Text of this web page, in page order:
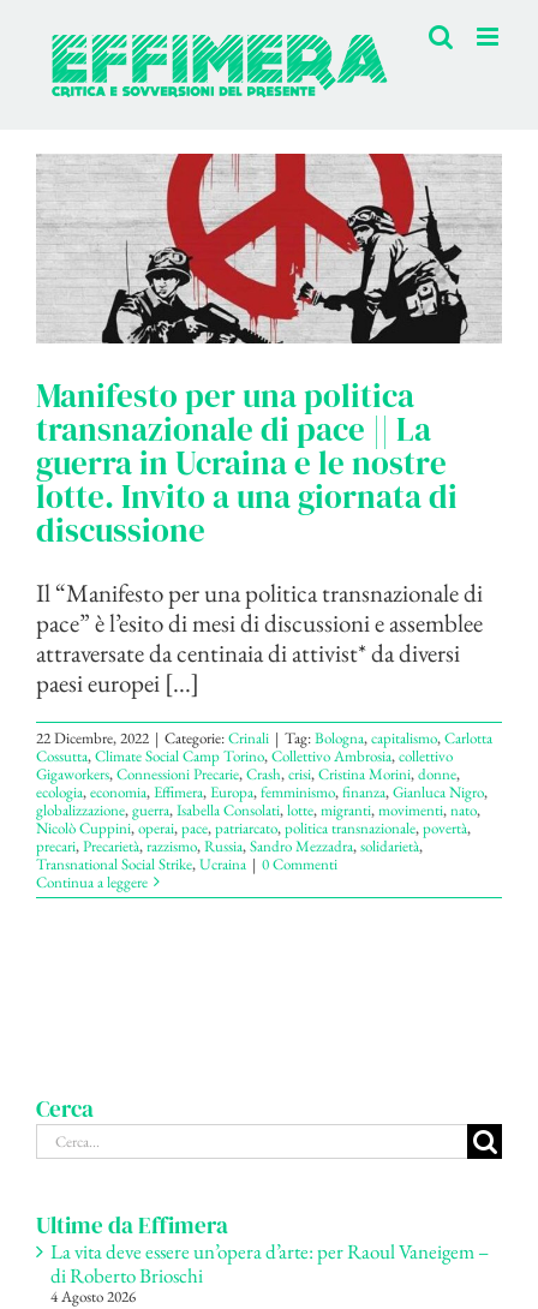
contenuto
Manifesto per una politica
transnazionale di pace || La
guerra in Ucraina e le nostre
lotte. Invito a una giornata di
discussione
Il “Manifesto per una politica transnazionale di
pace” è l’esito di mesi di discussioni e assemblee
attraversate da centinaia di attivist* da diversi
paesi europei [...]
22 Dicembre, 2022 | Categorie:Crinali | Tag:Bologna,capitalismo,Carlotta
Cossutta,Climate Social Camp Torino,Collettivo Ambrosia,collettivo
Gigaworkers,Connessioni Precarie,Crash,crisi,Cristina Morini,donne,
ecologia,economia,Effimera,Europa,femminismo,finanza,Gianluca Nigro,
globalizzazione,guerra,Isabella Consolati,lotte,migranti,movimenti,nato,
Nicolò Cuppini,operai,pace,patriarcato,politica transnazionale,povertà,
precari,Precarietà,razzismo,Russia,Sandro Mezzadra,solidarietà,
Transnational Social Strike,Ucraina | 0 Commenti
Continua a leggere
Cerca
Cerca
per:
Ultime da Effimera
La vita deve essere un’opera d’arte: per Raoul Vaneigem –
di Roberto Brioschi
4 Agosto 2026